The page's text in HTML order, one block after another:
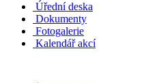
Úřední deska
Dokumenty
Fotogalerie
Kalendář akcí